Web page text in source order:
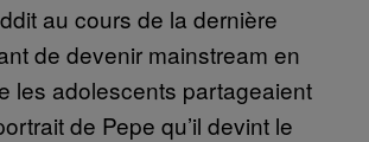
au cours de la dernière
de devenir mainstream en
les adolescents partageaient
de Pepe qu’il devint le